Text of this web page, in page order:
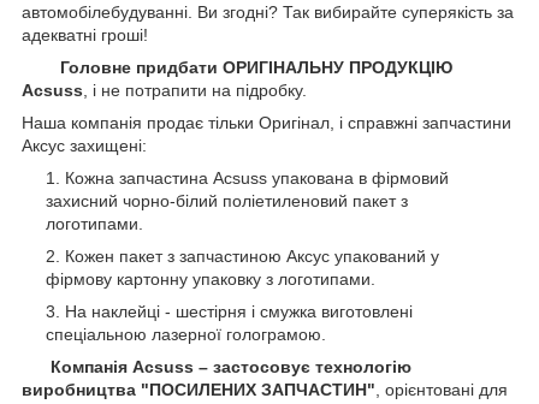
автомобілебудуванні. Ви згодні? Так вибирайте суперякість за
адекватні гроші!
Головне придбати ОРИГІНАЛЬНУ ПРОДУКЦІЮ
Acsuss , і не потрапити на підробку.
Наша компанія продає тільки Оригінал, і справжні запчастини
Аксус захищені:
Кожна запчастина Acsuss упакована в фірмовий
захисний чорно-білий поліетиленовий пакет з
логотипами.
Кожен пакет з запчастиною Аксус упакований у
фірмову картонну упаковку з логотипами.
На наклейці - шестірня і смужка виготовлені
спеціальною лазерної голограмою.
Компанія Acsuss – застосовує технологію
виробництва "ПОСИЛЕНИХ ЗАПЧАСТИН" , орієнтовані для